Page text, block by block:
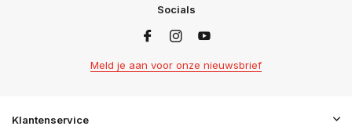
Socials
Meld je aan voor onze nieuwsbrief
Klantenservice